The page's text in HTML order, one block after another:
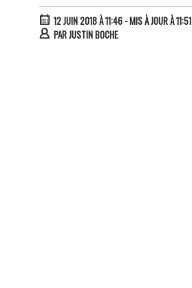
12 JUIN 2018 À 11:46- MIS À JOUR À 11:51
PARJUSTIN BOCHE